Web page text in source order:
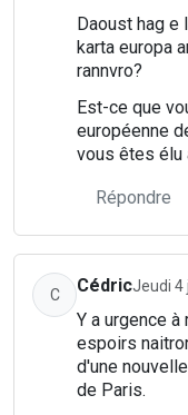
Daoust hag e
karta europa
rannvro?
Est-ce que
européenne
vous êtes élu
Répondre
C CédricJeudi 4
Y a urgence
espoirs
d'une
de Paris.